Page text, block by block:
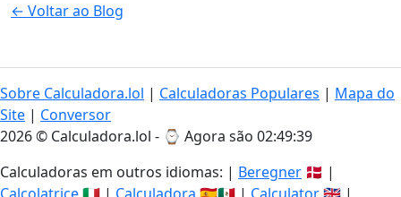
← Voltar ao Blog
Sobre Calculadora.lol | Calculadoras Populares | Mapa do
Site | Conversor
2026 © Calculadora.lol - ⌚ Agora são 02:49:39
Calculadoras em outros idiomas: | Beregner 🇩🇰 |